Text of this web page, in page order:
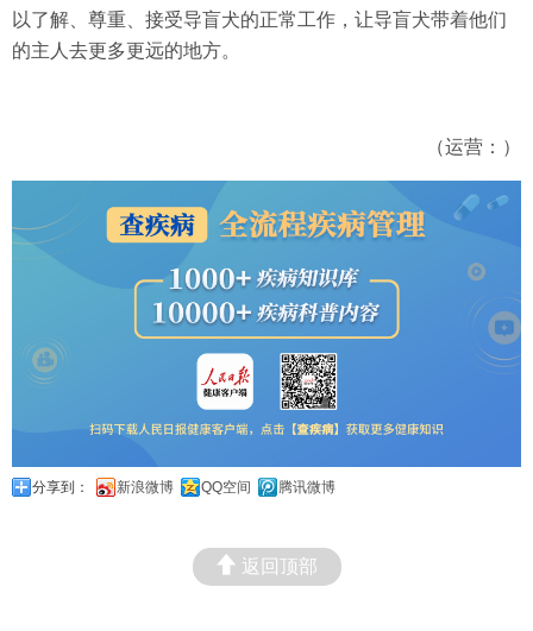
以了解、尊重、接受导盲犬的正常工作，让导盲犬带着他们
的主人去更多更远的地方。
（运营：）
分享到： 新浪微博 QQ空间 腾讯微博
返回顶部